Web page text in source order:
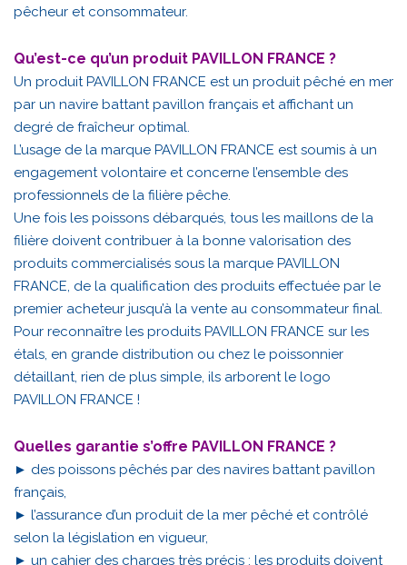
pêcheur et consommateur.
Qu’est-ce qu’un produit PAVILLON FRANCE ?
Un produit PAVILLON FRANCE est un produit pêché en mer
par un navire battant pavillon français et affichant un
degré de fraîcheur optimal.
L’usage de la marque PAVILLON FRANCE est soumis à un
engagement volontaire et concerne l’ensemble des
professionnels de la filière pêche.
Une fois les poissons débarqués, tous les maillons de la
filière doivent contribuer à la bonne valorisation des
produits commercialisés sous la marque PAVILLON
FRANCE, de la qualification des produits effectuée par le
premier acheteur jusqu’à la vente au consommateur final.
Pour reconnaître les produits PAVILLON FRANCE sur les
étals, en grande distribution ou chez le poissonnier
détaillant, rien de plus simple, ils arborent le logo
PAVILLON FRANCE !
Quelles garantie s’offre PAVILLON FRANCE ?
► des poissons pêchés par des navires battant pavillon
français,
► l’assurance d’un produit de la mer pêché et contrôlé
selon la législation en vigueur,
► un cahier des charges très précis : les produits doivent